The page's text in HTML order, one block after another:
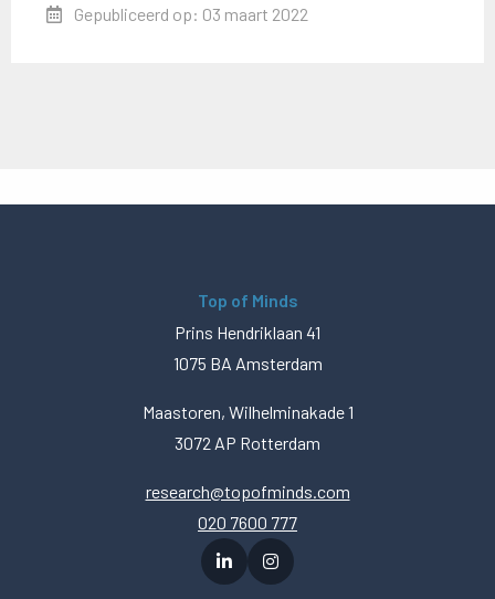
Gepubliceerd op: 03 maart 2022
Top of Minds
Prins Hendriklaan 41
1075 BA Amsterdam
Maastoren, Wilhelminakade 1
3072 AP Rotterdam
research@topofminds.com
020 7600 777